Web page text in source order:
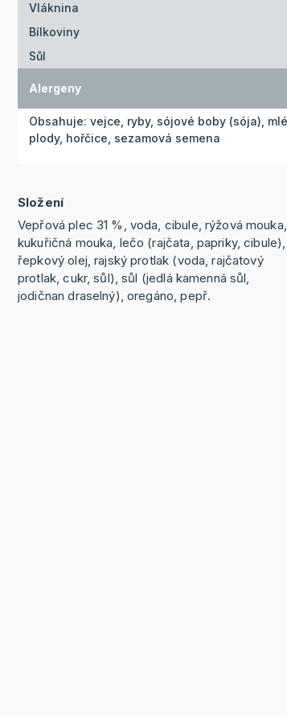
Vláknina
Bílkoviny
Sůl
Alergeny
Obsahuje: vejce, ryby, sójové boby (sója),
plody, hořčice, sezamová semena
Složení
Vepřová plec 31 %, voda, cibule, rýžová mouka,
kukuřičná mouka, lečo (rajčata, papriky, cibule),
řepkový olej, rajský protlak (voda, rajčatový
protlak, cukr, sůl), sůl (jedlá kamenná sůl,
jodičnan draselný), oregáno, pepř.